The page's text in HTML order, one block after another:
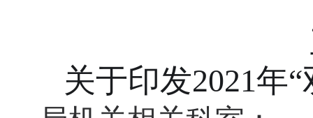
关于印发2021年